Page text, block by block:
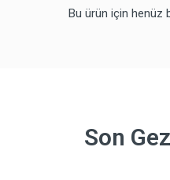
Bu ürün için henüz
Son